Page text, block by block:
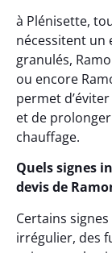
à Plénisette,
nécessitent un
granulés,
ou encore
permet
et de
chauffage.
Quels signes
devis de
Certains
irrégulier, des